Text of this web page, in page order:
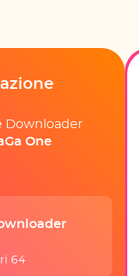
Downloader
One
64